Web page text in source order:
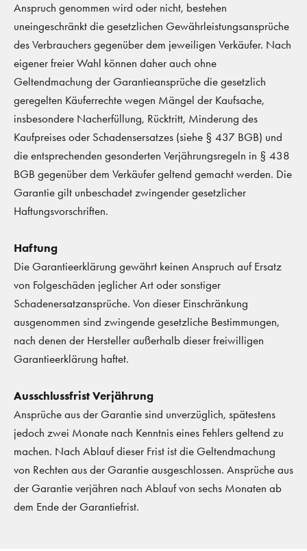
Anspruch genommen wird oder nicht, bestehen
uneingeschränkt die gesetzlichen Gewährleistungsansprüche
des Verbrauchers gegenüber dem jeweiligen Verkäufer. Nach
eigener freier Wahl können daher auch ohne
Geltendmachung der Garantieansprüche die gesetzlich
geregelten Käuferrechte wegen Mängel der Kaufsache,
insbesondere Nacherfüllung, Rücktritt, Minderung des
Kaufpreises oder Schadensersatzes (siehe § 437 BGB) und
die entsprechenden gesonderten Verjährungsregeln in § 438
BGB gegenüber dem Verkäufer geltend gemacht werden. Die
Garantie gilt unbeschadet zwingender gesetzlicher
Haftungsvorschriften.
Haftung
Die Garantieerklärung gewährt keinen Anspruch auf Ersatz
von Folgeschäden jeglicher Art oder sonstiger
Schadenersatzansprüche. Von dieser Einschränkung
ausgenommen sind zwingende gesetzliche Bestimmungen,
nach denen der Hersteller außerhalb dieser freiwilligen
Garantieerklärung haftet.
Ausschlussfrist Verjährung
Ansprüche aus der Garantie sind unverzüglich, spätestens
jedoch zwei Monate nach Kenntnis eines Fehlers geltend zu
machen. Nach Ablauf dieser Frist ist die Geltendmachung
von Rechten aus der Garantie ausgeschlossen. Ansprüche aus
der Garantie verjähren nach Ablauf von sechs Monaten ab
dem Ende der Garantiefrist.